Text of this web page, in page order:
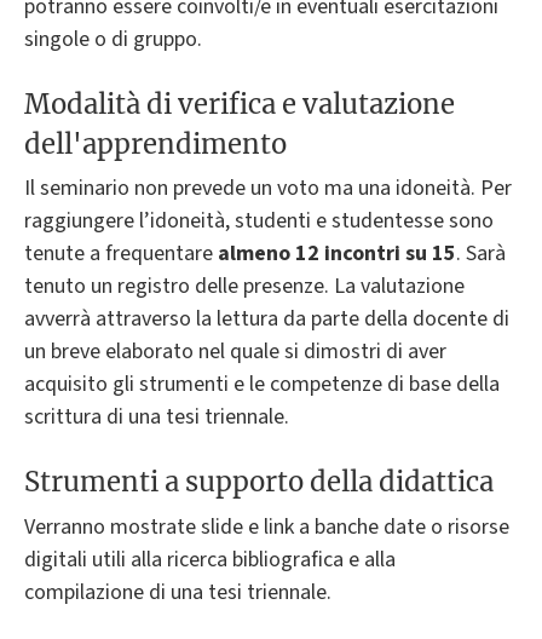
potranno essere coinvolti/e in eventuali esercitazioni
singole o di gruppo.
Modalità di verifica e valutazione
dell'apprendimento
Il seminario non prevede un voto ma una idoneità. Per
raggiungere l’idoneità, studenti e studentesse sono
tenute a frequentare almeno 12 incontri su 15. Sarà
tenuto un registro delle presenze. La valutazione
avverrà attraverso la lettura da parte della docente di
un breve elaborato nel quale si dimostri di aver
acquisito gli strumenti e le competenze di base della
scrittura di una tesi triennale.
Strumenti a supporto della didattica
Verranno mostrate slide e link a banche date o risorse
digitali utili alla ricerca bibliografica e alla
compilazione di una tesi triennale.